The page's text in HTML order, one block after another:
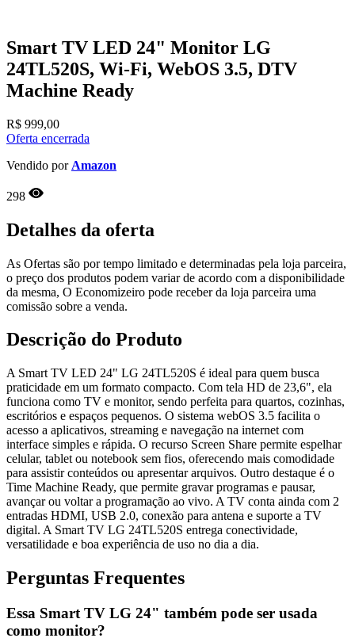
Smart TV LED 24" Monitor LG
24TL520S, Wi-Fi, WebOS 3.5, DTV
Machine Ready
R$ 999,00
Oferta encerrada
Vendido por Amazon
298
Detalhes da oferta
As Ofertas são por tempo limitado e determinadas pela loja parceira,
o preço dos produtos podem variar de acordo com a disponibilidade
da mesma, O Economizeiro pode receber da loja parceira uma
comissão sobre a venda.
Descrição do Produto
A Smart TV LED 24" LG 24TL520S é ideal para quem busca
praticidade em um formato compacto. Com tela HD de 23,6", ela
funciona como TV e monitor, sendo perfeita para quartos, cozinhas,
escritórios e espaços pequenos. O sistema webOS 3.5 facilita o
acesso a aplicativos, streaming e navegação na internet com
interface simples e rápida. O recurso Screen Share permite espelhar
celular, tablet ou notebook sem fios, oferecendo mais comodidade
para assistir conteúdos ou apresentar arquivos. Outro destaque é o
Time Machine Ready, que permite gravar programas e pausar,
avançar ou voltar a programação ao vivo. A TV conta ainda com 2
entradas HDMI, USB 2.0, conexão para antena e suporte a TV
digital. A Smart TV LG 24TL520S entrega conectividade,
versatilidade e boa experiência de uso no dia a dia.
Perguntas Frequentes
Essa Smart TV LG 24" também pode ser usada
como monitor?